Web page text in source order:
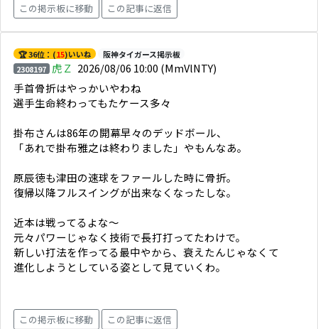
この掲示板に移動 この記事に返信
🏆 36位：(15)いいね
阪神タイガース掲示板
2308197 虎Ｚ 2026/08/06 10:00 (MmVlNTY)
手首骨折はやっかいやわね
選手生命終わってもたケース多々
掛布さんは86年の開幕早々のデッドボール、
「あれで掛布雅之は終わりました」やもんなあ。
原辰徳も津田の速球をファールした時に骨折。
復帰以降フルスイングが出来なくなったしな。
近本は戦ってるよな～
元々パワーじゃなく技術で長打打ってたわけで。
新しい打法を作ってる最中やから、衰えたんじゃなくて
進化しようとしている姿として見ていくわ。
この掲示板に移動 この記事に返信